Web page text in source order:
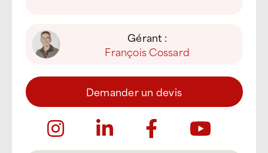
Gérant :
François Cossard
Demander un devis